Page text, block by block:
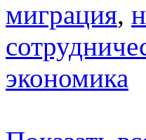
миграция,
экономика